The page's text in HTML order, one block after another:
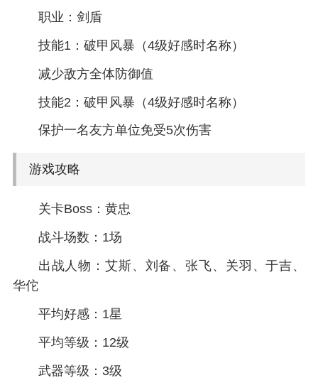
职业：剑盾
技能1：破甲风暴（4级好感时名称）
减少敌方全体防御值
技能2：破甲风暴（4级好感时名称）
保护一名友方单位免受5次伤害
游戏攻略
关卡Boss：黄忠
战斗场数：1场
出战人物：艾斯、刘备、张飞、关羽、于吉、
华佗
平均好感：1星
平均等级：12级
武器等级：3级